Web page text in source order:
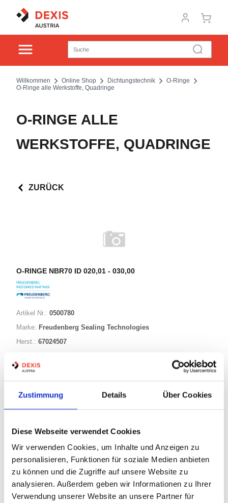
Zustimmung Details Über Cookies
Diese Webseite verwendet Cookies
Wir verwenden Cookies, um Inhalte und Anzeigen zu
personalisieren, Funktionen für soziale Medien anbieten
zu können und die Zugriffe auf unsere Website zu
analysieren. Außerdem geben wir Informationen zu Ihrer
Verwendung unserer Website an unsere Partner für
Willkommen Online Shop Dichtungstechnik
O-Ringe
O-Ringe alle Werkstoffe, Quadringe
O-RINGE ALLE
WERKSTOFFE, QUADRINGE
ZURÜCK
O-RINGE NBR70 ID 020,01 - 030,00
Artikel Nr.: 0500780
Marke: Freudenberg Sealing Technologies
Herst.: 67024507
ID: 24,50mm
STK Warenkorb
Nicht auf Lager